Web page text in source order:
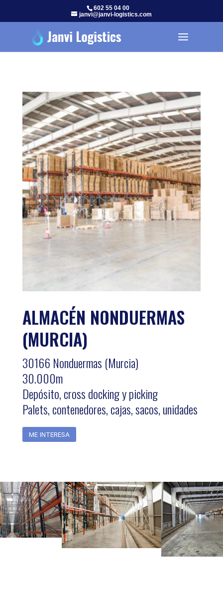
602 55 04 00
janvi@janvi-logistics.com
ALMACÉN NONDUERMAS
(MURCIA)
30166 Nonduermas (Murcia)
30.000m
Depósito, cross docking y picking
Palets, contenedores, cajas, sacos, unidades
ME INTERESA